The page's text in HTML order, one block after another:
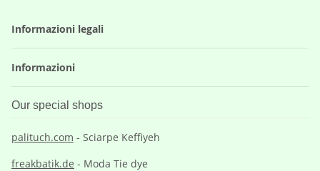
Informazioni legali
Informazioni
Our special shops
palituch.com - Sciarpe Keffiyeh
freakbatik.de - Moda Tie dye